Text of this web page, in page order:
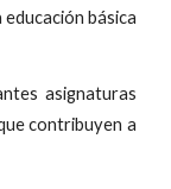
básica
asignaturas
contribuyen a